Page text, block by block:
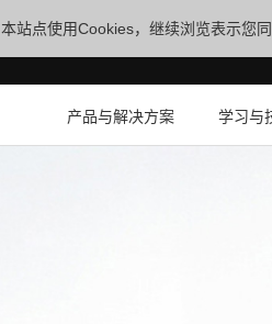
本站点使用Cookies，继续浏览表示您
产品与解决方案 学习与